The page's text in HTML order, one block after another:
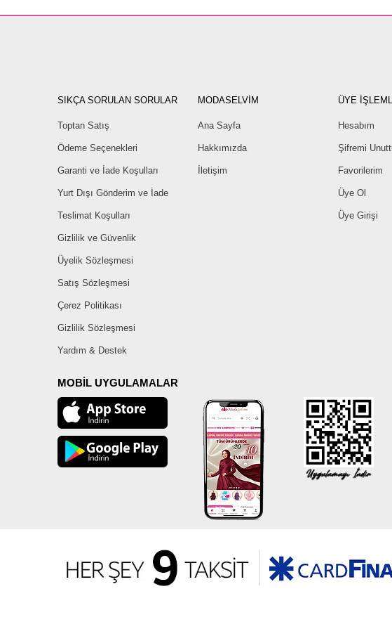
SIKÇA SORULAN SORULAR
Toptan Satış
Ödeme Seçenekleri
Garanti ve İade Koşulları
Yurt Dışı Gönderim ve İade
Teslimat Koşulları
Gizlilik ve Güvenlik
Üyelik Sözleşmesi
Satış Sözleşmesi
Çerez Politikası
Gizlilik Sözleşmesi
Yardım & Destek
MODASELVİM
Ana Sayfa
Hakkımızda
İletişim
ÜYE
Hesabım
Şifremi
Favorilerim
Üye Ol
Üye Girişi
MOBİL UYGULAMALAR